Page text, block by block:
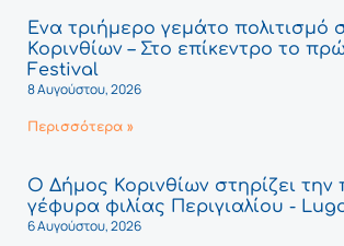
Ένα τριήμερο γεμάτο πολιτισμό
Κορινθίων – Στο επίκεντρο το
Festival
8 Αυγούστου, 2026
Περισσότερα »
Ο Δήμος Κορινθίων στηρίζει την
γέφυρα φιλίας Περιγιαλίου -
6 Αυγούστου, 2026